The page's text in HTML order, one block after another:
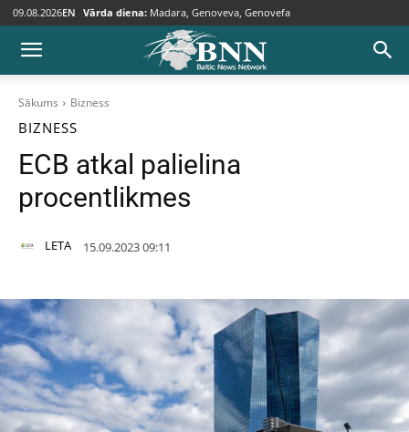
09.08.2026EN Vārda diena: Madara, Genoveva, Genovefa
Sākums Bizness
BIZNESS
ECB atkal palielina
procentlikmes
LETA 15.09.2023 09:11